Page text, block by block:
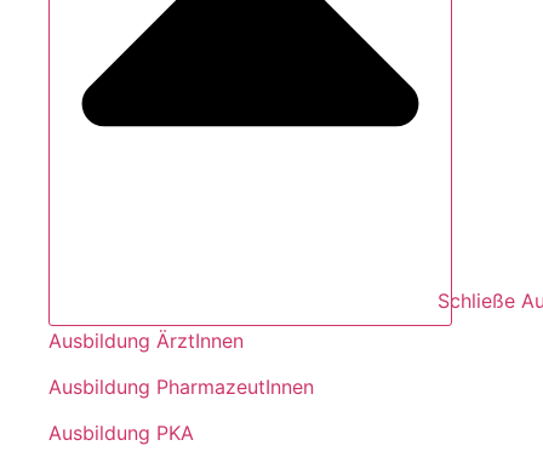
Schließe
Ausbildung ÄrztInnen
Ausbildung PharmazeutInnen
Ausbildung PKA